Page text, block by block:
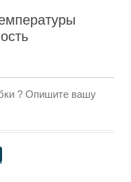
? Опишите вашу